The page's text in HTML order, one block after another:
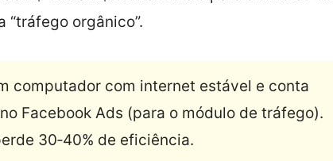
orgânico”.
computador com internet estável e conta
Facebook Ads (para o módulo de tráfego).
30‑40% de eficiência.